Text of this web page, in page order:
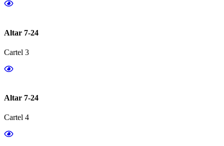
Altar 7-24
Cartel 3
Altar 7-24
Cartel 4